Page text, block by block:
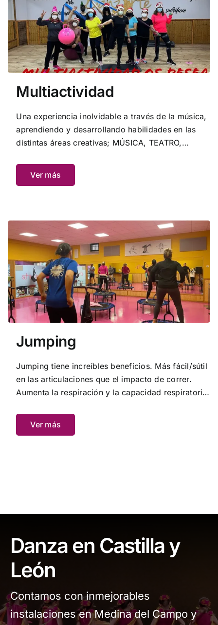
Multiactividad
Una experiencia inolvidable a través de la música,
aprendiendo y desarrollando habilidades en las
distintas áreas creativas; MÚSICA, TEATRO,
Ver más
Jumping
Jumping tiene increíbles beneficios. Más fácil/sútil
en las articulaciones que el impacto de correr.
Aumenta la respiración y la capacidad respiratoria.
metabólica en reposo; por lo tanto, sigues
quemando calorías aún horas después del
Ver más
Danza en Castilla y
León
Contamos con inmejorables
instalaciones en Medina del Campo y